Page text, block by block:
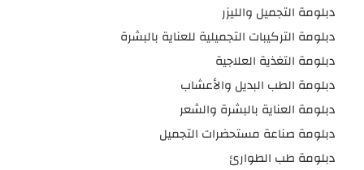
دبلومة التجميل والليزر
دبلومة التركيبات التجميلية للعناية بالبشرة
دبلومة التغذية العلاجية
دبلومة الطب البديل والأعشاب
دبلومة العناية بالبشرة والشعر
دبلومة صناعة مستحضرات التجميل
دبلومة طب الطوارئ